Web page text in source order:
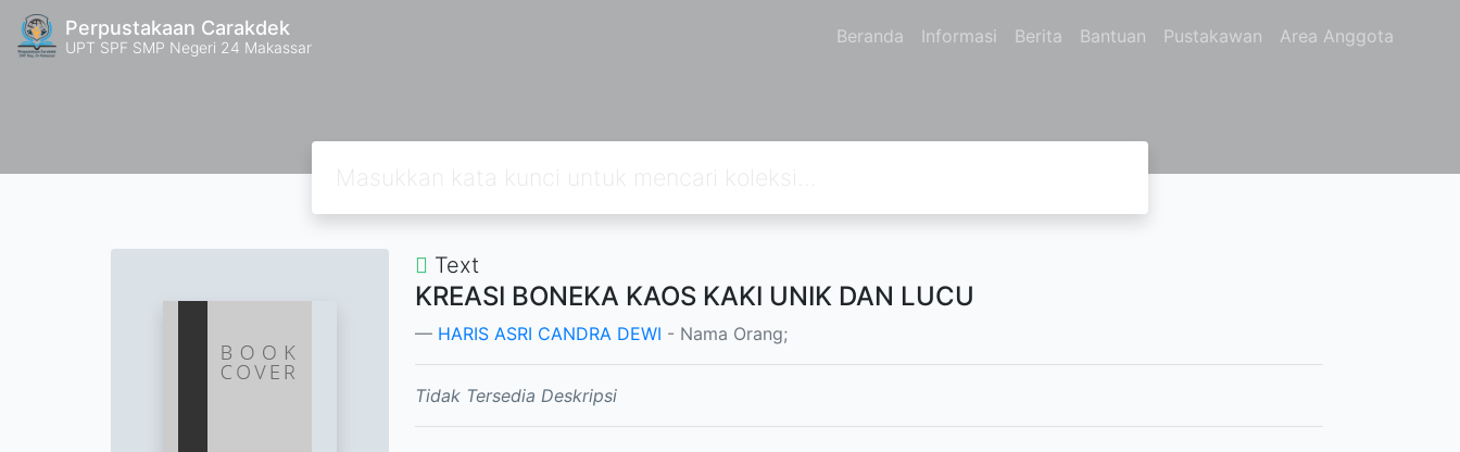
Perpustakaan Carakdek
UPT SPF SMP Negeri 24 Makassar Beranda Informasi Berita Bantuan Pustakawan Area Anggota
Text
KREASI BONEKA KAOS KAKI UNIK DAN LUCU
HARIS ASRI CANDRA DEWI - Nama Orang;
Tidak Tersedia Deskripsi